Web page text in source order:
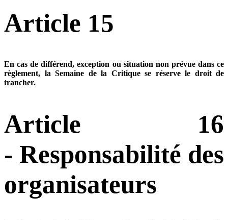
Article 15
En cas de différend, exception ou situation non prévue dans ce
règlement, la Semaine de la Critique se réserve le droit de
trancher.
Article 16
- Responsabilité des
organisateurs